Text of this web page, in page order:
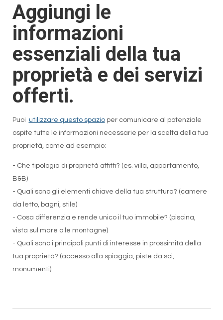
Aggiungi le
informazioni
essenziali della tua
proprietà e dei servizi
offerti.
Puoi utilizzare questo spazioper comunicare al potenziale
ospite tutte le informazioni necessarie per la scelta della tua
proprietà, come ad esempio:
- Che tipologia di proprietà affitti? (es. villa, appartamento,
B&B)
- Quali sono gli elementi chiave della tua struttura? (camere
da letto, bagni, stile)
- Cosa differenzia e rende unico il tuo immobile? (piscina,
vista sul mare o le montagne)
- Quali sono i principali punti di interesse in prossimità della
tua proprietà? (accesso alla spiaggia, piste da sci,
monumenti)